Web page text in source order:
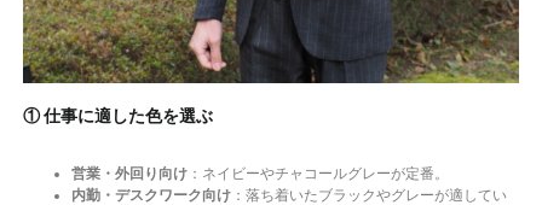
① 仕事に適した色を選ぶ
営業・外回り向け：ネイビーやチャコールグレーが定番。
内勤・デスクワーク向け：落ち着いたブラックやグレーが適してい